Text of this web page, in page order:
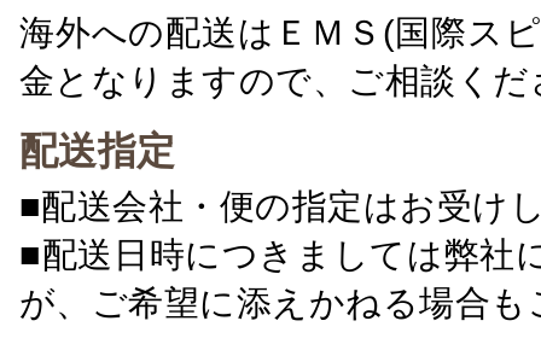
海外への配送はＥＭＳ(国際ス
金となりますので、ご相談くだ
配送指定
■配送会社・便の指定はお受け
■配送日時につきましては弊社
が、ご希望に添えかねる場合